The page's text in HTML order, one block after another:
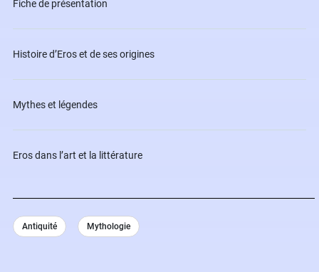
Fiche de présentation
Histoire d’Eros et de ses origines
Mythes et légendes
Eros dans l’art et la littérature
Antiquité Mythologie